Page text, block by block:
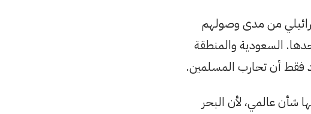
من مدى وصولهم
السعودية والمنطقة
فقط أن تحارب المسلمين.
شأن عالمي، لأن البحر